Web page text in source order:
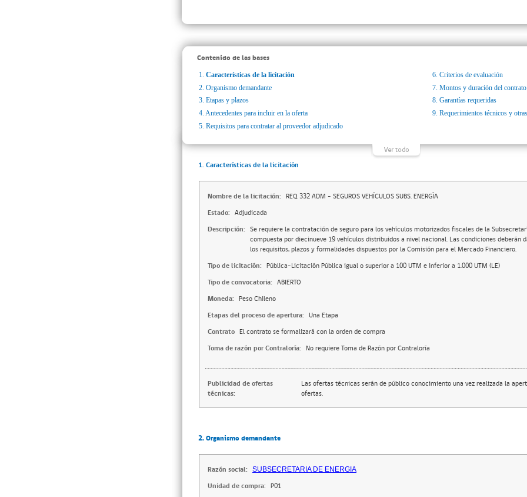
Contenido de las bases
1. Características de la licitación
2. Organismo demandante
3. Etapas y plazos
4. Antecedentes para incluir en la oferta
5. Requisitos para contratar al proveedor adjudicado
6. Criterios de evaluación
7. Montos y duración del contrato
8. Garantías requeridas
9. Requerimientos técnicos y
1. Características de la licitación
Nombre de la licitación: REQ 332 ADM - SEGUROS VEHÍCULOS SUBS. ENERGÍA
Estado: Adjudicada
Descripción: Se requiere la contratación de seguro para los vehículos motorizados fiscales de la
compuesta por diecinueve 19 vehículos distribuidos a nivel nacional. Las condiciones deberán
los requisitos, plazos y formalidades dispuestos por la Comisión para el Mercado Financiero.
Tipo de licitación: Pública-Licitación Pública igual o superior a 100 UTM e inferior a 1.000 UTM (LE)
Tipo de convocatoria: ABIERTO
Moneda: Peso Chileno
Etapas del proceso de apertura: Una Etapa
Contrato El contrato se formalizará con la orden de compra
Toma de razón por Contraloría: No requiere Toma de Razón por Contraloría
Publicidad de ofertas
técnicas:
Las ofertas técnicas serán de público conocimiento una vez realizada la
ofertas.
2. Organismo demandante
Razón social: SUBSECRETARIA DE ENERGIA
Unidad de compra: P01